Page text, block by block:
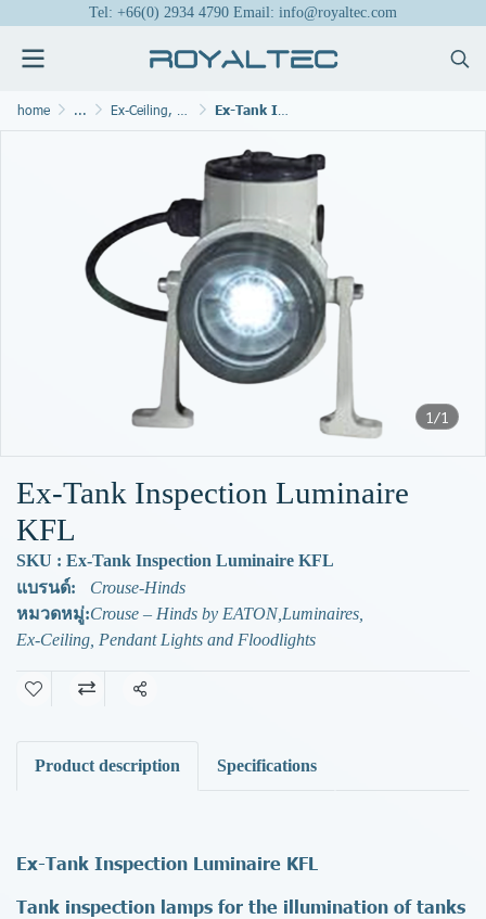
Tel: +66(0) 2934 4790 Email: info@royaltec.com
home ... Ex-Ceiling, Pendant Lights and Floodlights Ex-Tank Inspection Luminaire KFL
1/1
Ex-Tank Inspection Luminaire
KFL
SKU : Ex-Tank Inspection Luminaire KFL
แบรนด์:
Crouse-Hinds
หมวดหมู่:Crouse – Hinds by EATON, Luminaires
Ex-Ceiling, Pendant Lights and Floodlights
แชร์
Product description Specifications
Ex-Tank Inspection Luminaire KFL
Tank inspection lamps for the illumination of tanks